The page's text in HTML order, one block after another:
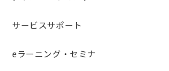
サービスサポート
eラーニング・セミナ